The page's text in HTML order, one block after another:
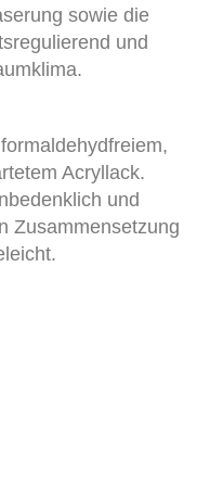
sowie die
und
Acryllack.
und
Zusammensetzung